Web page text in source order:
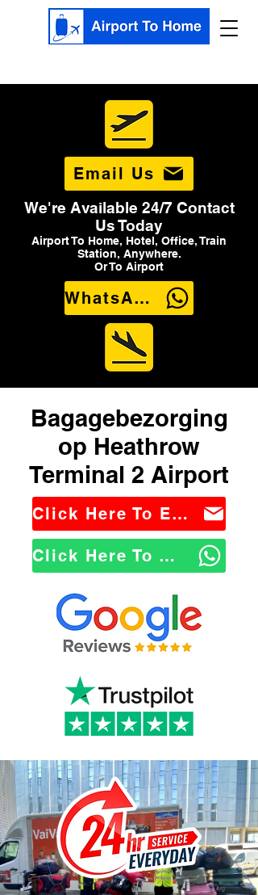
Email Us
We're Available 24/7 Contact
Us Today
Airport To Home, Hotel, Office, Train
Station, Anywhere.
Or To Airport
WhatsApp Us
Bagagebezorging
op Heathrow
Terminal 2 Airport
Click Here To Email Us
Click Here To WhatsApp Us